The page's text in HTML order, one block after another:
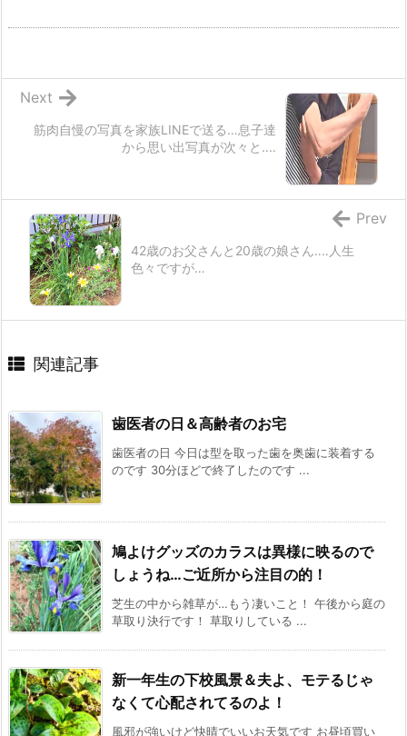
筋肉自慢の写真を家族LINEで送る…息子達
から思い出写真が次々と‥‥
Next
42歳のお父さんと20歳の娘さん‥‥人生
色々ですが…
Prev
関連記事
歯医者の日＆高齢者のお宅
歯医者の日 今日は型を取った歯を奥歯に装着する
のです 30分ほどで終了したのです ...
鳩よけグッズのカラスは異様に映るので
しょうね…ご近所から注目の的！
芝生の中から雑草が…もう凄いこと！ 午後から庭の
草取り決行です！ 草取りしている ...
新一年生の下校風景＆夫よ、モテるじゃ
なくて心配されてるのよ！
風邪が強いけど快晴でいいお天気です お昼頃買い